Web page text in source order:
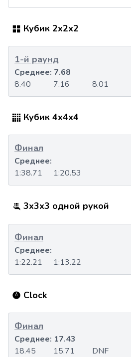
Кубик 2x2x2
1-й раунд
8.40 7.16 8.01
Среднее: 7.68
Кубик 4x4x4
Финал
1:38.71 1:20.53
Среднее:
3x3x3 одной рукой
Финал
1:22.21 1:13.22
Среднее:
Clock
Финал
18.45 15.71 DNF
Среднее: 17.43